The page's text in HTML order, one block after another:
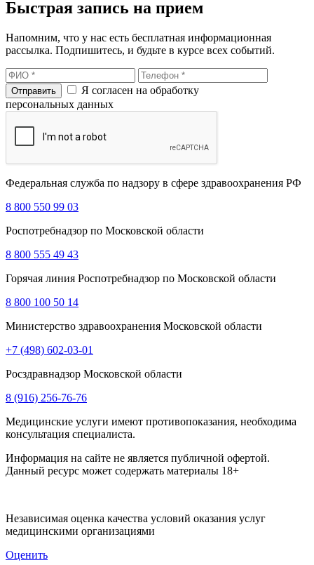
Быстрая запись на прием
Напомним, что у нас есть бесплатная информационная
рассылка. Подпишитесь, и будьте в курсе всех событий.
Я согласен на обработку
персональных данных
Федеральная служба по надзору в сфере здравоохранения РФ
8 800 550 99 03
Роспотребнадзор по Московской области
8 800 555 49 43
Горячая линия Роспотребнадзор по Московской области
8 800 100 50 14
Министерство здравоохранения Московской области
+7 (498) 602-03-01
Росздравнадзор Московской области
8 (916) 256-76-76
Медицинские услуги имеют противопоказания, необходима
консультация специалиста.
Информация на сайте не является публичной офертой.
Данный ресурс может содержать материалы 18+
Независимая оценка качества условий оказания услуг
медицинскими организациями
Оценить